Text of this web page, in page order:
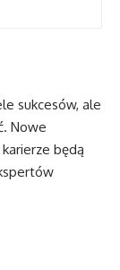
sukcesów, ale
Nowe
będą